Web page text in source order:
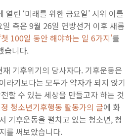
린 ‘미래를 위한 금요일’ 시위 이틀
측은 9월 26일 연방선거 이후 새롭
‘첫 100일 동안 해야하는 일 6가지’를
습니다.
기후위기의 당사자다. 기후운동은
라기보다는 모두가 약자가 되지 않기
할 수 있는 세상을 만들고자 하는 것
청소년기후행동 활동가의 글에 화
기후운동을 펼치고 있는 청소년, 청
를 써보았습니다.